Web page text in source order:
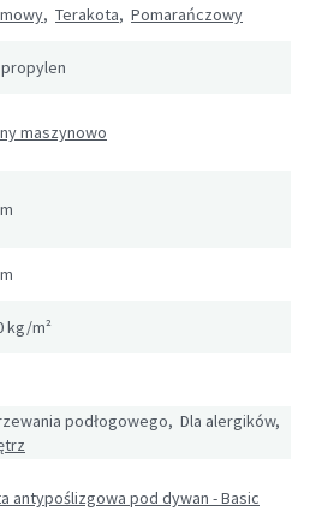
, Terakota, Pomarańczowy
maszynowo
kg/m²
podłogowego, Dla alergików,
antypoślizgowa pod dywan - Basic